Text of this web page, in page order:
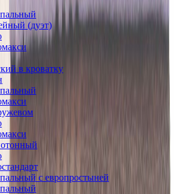
(дуэт)
в кроватку
с европростыней